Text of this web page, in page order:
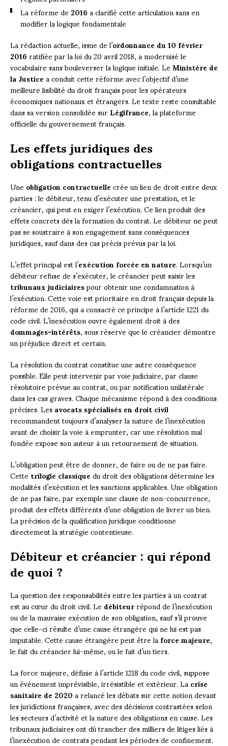
La réforme de2016a clarifié cette articulation sans en
modifier la logique fondamentale
La rédaction actuelle, issue de l’ordonnance du 10 février
2016ratifiée par la loi du 20 avril 2018, a modernisé le
vocabulaire sans bouleverser la logique initiale. LeMinistère de
la Justicea conduit cette réforme avec l’objectif d’une
meilleure lisibilité du droit français pour les opérateurs
économiques nationaux et étrangers. Le texte reste consultable
dans sa version consolidée surLégifrance, la plateforme
officielle du gouvernement français.
Les effets juridiques des
obligations contractuelles
Uneobligation contractuellecrée un lien de droit entre deux
parties : le débiteur, tenu d’exécuter une prestation, et le
créancier, qui peut en exiger l’exécution. Ce lien produit des
effets concrets dès la formation du contrat. Le débiteur ne peut
pas se soustraire à son engagement sans conséquences
juridiques, sauf dans des cas précis prévus par la loi.
L’effet principal est l’exécution forcée en nature. Lorsqu’un
débiteur refuse de s’exécuter, le créancier peut saisir les
tribunaux judiciairespour obtenir une condamnation à
l’exécution. Cette voie est prioritaire en droit français depuis la
réforme de 2016, qui a consacré ce principe à l’article 1221 du
code civil. L’inexécution ouvre également droit à des
dommages-intérêts, sous réserve que le créancier démontre
un préjudice direct et certain.
La résolution du contrat constitue une autre conséquence
possible. Elle peut intervenir par voie judiciaire, par clause
résolutoire prévue au contrat, ou par notification unilatérale
dans les cas graves. Chaque mécanisme répond à des conditions
précises. Lesavocats spécialisés en droit civil
recommandent toujours d’analyser la nature de l’inexécution
avant de choisir la voie à emprunter, car une résolution mal
fondée expose son auteur à un retournement de situation.
L’obligation peut être de donner, de faire ou de ne pas faire.
Cettetrilogie classiquedu droit des obligations détermine les
modalités d’exécution et les sanctions applicables. Une obligation
de ne pas faire, par exemple une clause de non-concurrence,
produit des effets différents d’une obligation de livrer un bien.
La précision de la qualification juridique conditionne
directement la stratégie contentieuse.
Débiteur et créancier : qui répond
de quoi ?
La question des responsabilités entre les parties à un contrat
est au cœur du droit civil. Ledébiteurrépond de l’inexécution
ou de la mauvaise exécution de son obligation, sauf s’il prouve
que celle-ci résulte d’une cause étrangère qui ne lui est pas
imputable. Cette cause étrangère peut être laforce majeure,
le fait du créancier lui-même, ou le fait d’un tiers.
La force majeure, définie à l’article 1218 du code civil, suppose
un événement imprévisible, irrésistible et extérieur. Lacrise
sanitaire de 2020a relancé les débats sur cette notion devant
les juridictions françaises, avec des décisions contrastées selon
les secteurs d’activité et la nature des obligations en cause. Les
tribunaux judiciaires ont dû trancher des milliers de litiges liés à
l’inexécution de contrats pendant les périodes de confinement.